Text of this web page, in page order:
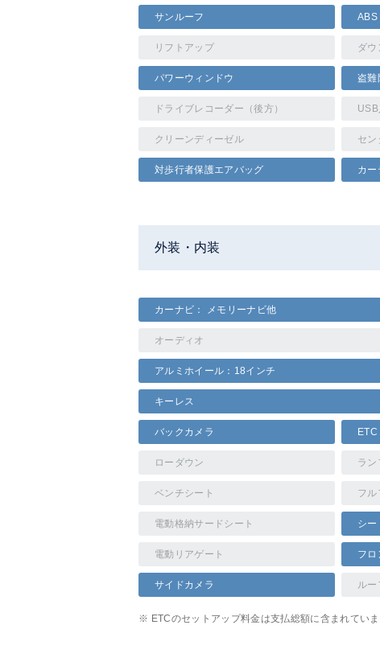
サンルーフ ABS
リフトアップ ダ
パワーウィンドウ 盗難
ドライブレコーダー（後方）
クリーンディーゼル セン
対歩行者保護エアバッグ カー
外装・内装
カーナビ： メモリーナビ他
オーディオ
アルミホイール：18インチ
キーレス
バックカメラ ETC
ローダウン ラン
ベンチシート フル
電動格納サードシート シー
電動リアゲート フロ
サイドカメラ ル
※ ETCのセットアップ料金は支払総額に含まれていま